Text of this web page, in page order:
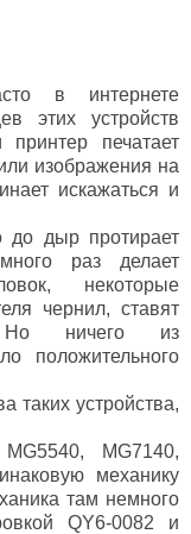
в интернете
этих устройств
печатает
изображения на
искажаться и
до дыр протирает
раз делает
некоторые
чернил, ставят
ничего из
положительного
таких устройства,
MG7140,
механику
там немного
QY6-0082 и